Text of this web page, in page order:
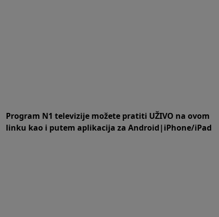
Program N1 televizije možete pratiti UŽIVO na ovom
linku kao i putem aplikacija za Android|iPhone/iPad